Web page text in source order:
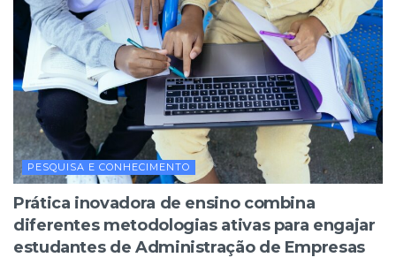
PESQUISA E CONHECIMENTO
Prática inovadora de ensino combina
diferentes metodologias ativas para engajar
estudantes de Administração de Empresas